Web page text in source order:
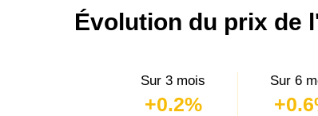
Évolution du prix de
Sur 3 mois
+0.2%
Sur 6